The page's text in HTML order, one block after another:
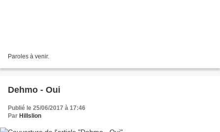
Paroles à venir.
Dehmo - Oui
Publié le 25/06/2017 à 17:46
Par Hillslion